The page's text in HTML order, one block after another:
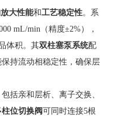
大性能和工艺稳定性。系
mL/min（精度±2%），
体积。其双柱塞泵系统配
持流动相稳定性，确保层
括亲和层析、离子交换、
柱位切换阀可同时连接5根